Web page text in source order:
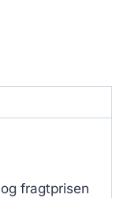
og fragtprisen